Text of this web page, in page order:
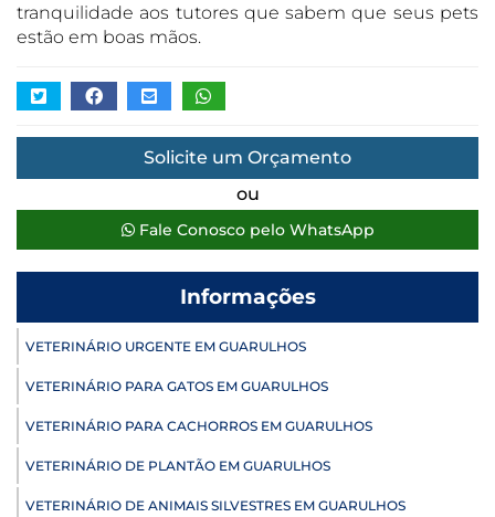
tranquilidade aos tutores que sabem que seus pets
estão em boas mãos.
Solicite um Orçamento
ou
Fale Conosco pelo WhatsApp
Informações
VETERINÁRIO URGENTE EM GUARULHOS
VETERINÁRIO PARA GATOS EM GUARULHOS
VETERINÁRIO PARA CACHORROS EM GUARULHOS
VETERINÁRIO DE PLANTÃO EM GUARULHOS
VETERINÁRIO DE ANIMAIS SILVESTRES EM GUARULHOS